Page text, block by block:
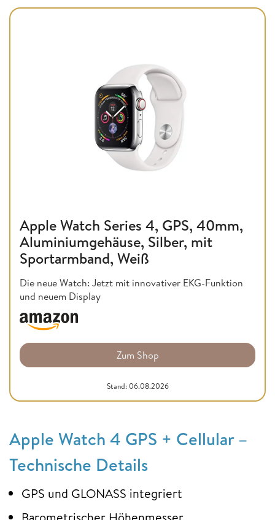
Apple Watch Series 4, GPS, 40mm,
Aluminiumgehäuse, Silber, mit
Sportarmband, Weiß
Die neue Watch: Jetzt mit innovativer EKG-Funktion
und neuem Display
Zum Shop
Stand: 06.08.2026
Apple Watch 4 GPS + Cellular –
Technische Details
GPS und GLONASS integriert